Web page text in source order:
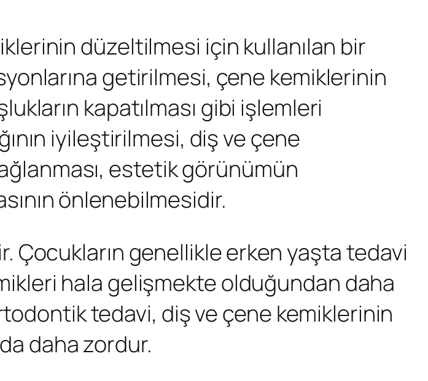
düzeltilmesi için kullanılan bir
getirilmesi, çene kemiklerinin
kapatılması gibi işlemleri
iyileştirilmesi, diş ve çene
estetik görünümün
önlenebilmesidir.
Çocukların genellikle erken yaşta tedavi
hala gelişmekte olduğundan daha
tedavi, diş ve çene kemiklerinin
daha zordur.